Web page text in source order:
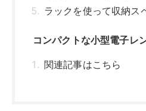
ラックを使って収納ス
コンパクトな小型電子レ
関連記事はこちら